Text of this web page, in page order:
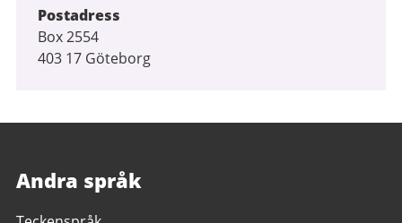
Postadress
Box 2554
403 17 Göteborg
Andra språk